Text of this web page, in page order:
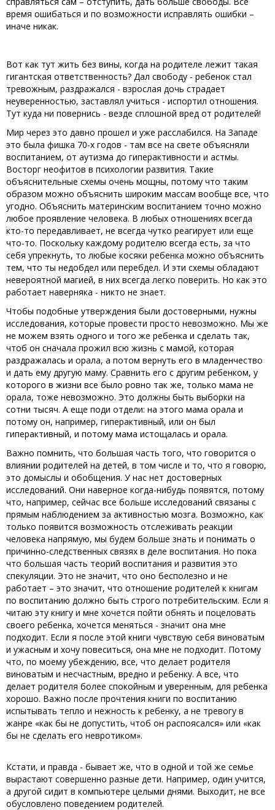
время ошибаться и по возможности исправлять ошибки –
иначе никак.
Вот как тут жить без вины, когда на родителе лежит такая
гигантская ответственность? Дал свободу - ребенок стал
тревожным, раздражался - взрослая дочь страдает
неуверенностью, заставлял учиться - испортил отношения.
Тут куда ни повернись - везде сплошной вред от родителей!
Мир через это давно прошел и уже расслабился. На Западе
это была фишка 70-х годов - там все на свете объясняли
воспитанием, от аутизма до гиперактивности и астмы.
Восторг неофитов в психологии развития. Такие
объяснительные схемы очень мощны, потому что таким
образом можно объяснить широким массам вообще все, что
угодно. Объяснить материнским воспитанием точно можно
любое проявление человека. В любых отношениях всегда
кто-то передавливает, не всегда чутко реагирует или еще
что-то. Поскольку каждому родителю всегда есть, за что
себя упрекнуть, то любые косяки ребенка можно объяснить
тем, что ты недобдел или перебдел. И эти схемы обладают
невероятной магией, в них всегда легко поверить. Но как это
работает наверняка - никто не знает.
Чтобы подобные утверждения были достоверными, нужны
исследования, которые провести просто невозможно. Мы же
не можем взять одного и того же ребенка и сделать так,
чтоб он сначала прожил всю жизнь с мамой, которая
раздражалась и орала, а потом вернуть его в младенчество
и дать ему другую маму. Сравнить его с другим ребенком, у
которого в жизни все было ровно так же, только мама не
орала, тоже невозможно. Это должны быть выборки на
сотни тысяч. А еще поди отдели: на этого мама орала и
потому он, например, гиперактивный, или он был
гиперактивный, и потому мама истощалась и орала.
Важно помнить, что большая часть того, что говорится о
влиянии родителей на детей, в том числе и то, что я говорю,
это домыслы и обобщения. У нас нет достоверных
исследований. Они наверное когда-нибудь появятся, потому
что, например, сейчас все больше исследований связаны с
прямым наблюдением за активностью мозга. Возможно, как
только появится возможность отслеживать реакции
человека напрямую, мы будем больше знать и понимать о
причинно-следственных связях в деле воспитания. Но пока
что большая часть теорий воспитания и развития это
спекуляции. Это не значит, что оно бесполезно и не
работает – это значит, что отношение родителей к книгам
по воспитанию должно быть строго потребительским. Если я
читаю эту книгу и мне хочется пойти обнять и поцеловать
своего ребенка, хочется меняться - значит она мне
подходит. Если я после этой книги чувствую себя виноватым
и ужасным и хочу повеситься, она мне не подходит. Потому
что, по моему убеждению, все, что делает родителя
виноватым и несчастным, вредно и ребенку. А все, что
делает родителя более спокойным и уверенным, для ребенка
хорошо. Важно после прочтения книги по воспитанию
испытывать тепло и нежность к ребенку, а не тревогу в
жанре «как бы не допустить, чтоб он распоясался» или «как
бы не сделать его невротиком».
Кстати, и правда - бывает же, что в одной и той же семье
вырастают совершенно разные дети. Например, один учится,
а другой сидит в компьютере целыми днями. Выходит, не все
обусловлено поведением родителей.